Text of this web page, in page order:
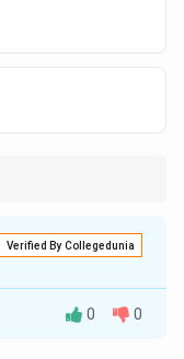
Verified By Collegedunia
0 0